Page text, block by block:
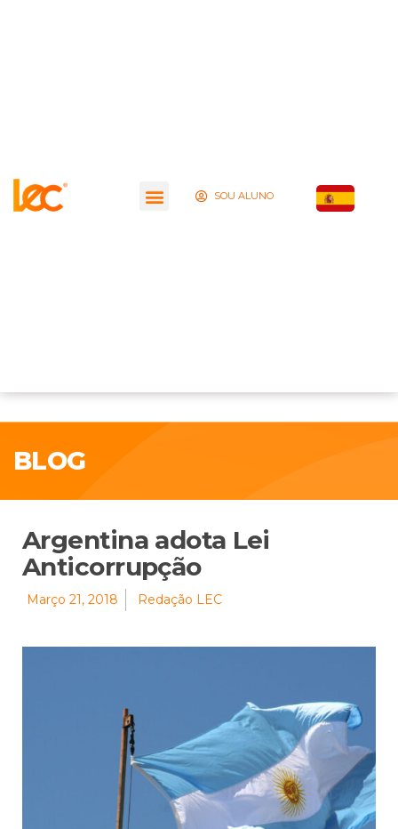
SOU ALUNO
BLOG
Argentina adota Lei
Anticorrupção
Março 21, 2018 Redação LEC